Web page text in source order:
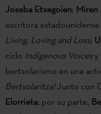
Joseba Etxegoien; Miren
escritora
Living, Loving and Loss;
ciclo Indigenous Voicesy
bertsolarismo en una
Bertsolaritza!Junto con
Elorrieta; por su parte,